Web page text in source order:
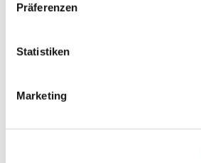
Präferenzen
Statistiken
Marketing